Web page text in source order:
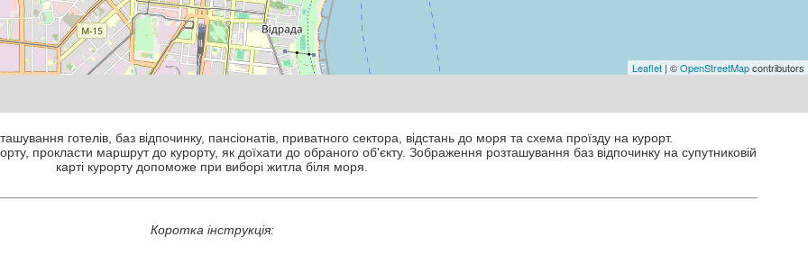
Leaflet | ©OpenStreetMapcontributors
готелів, баз відпочинку, пансіонатів, приватного сектора, відстань до моря та схема проїзду на курорт.
прокласти маршрут до курорту, як доїхати до обраного об'єкту. Зображення розташування баз відпочинку на супутниковій
карті курорту допоможе при виборі житла біля моря.
Коротка інструкція: